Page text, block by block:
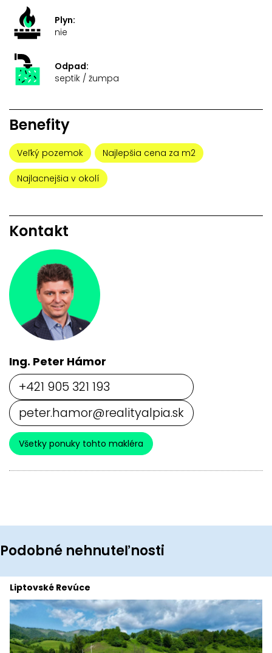
Plyn:
nie
Odpad:
septik / žumpa
Benefity
Veľký pozemok Najlepšia cena za m2
Najlacnejšia v okolí
Kontakt
Ing. Peter Hámor
+421 905 321 193
peter.hamor@realityalpia.sk
Všetky ponuky tohto makléra
Podobné nehnuteľnosti
Liptovské Revúce